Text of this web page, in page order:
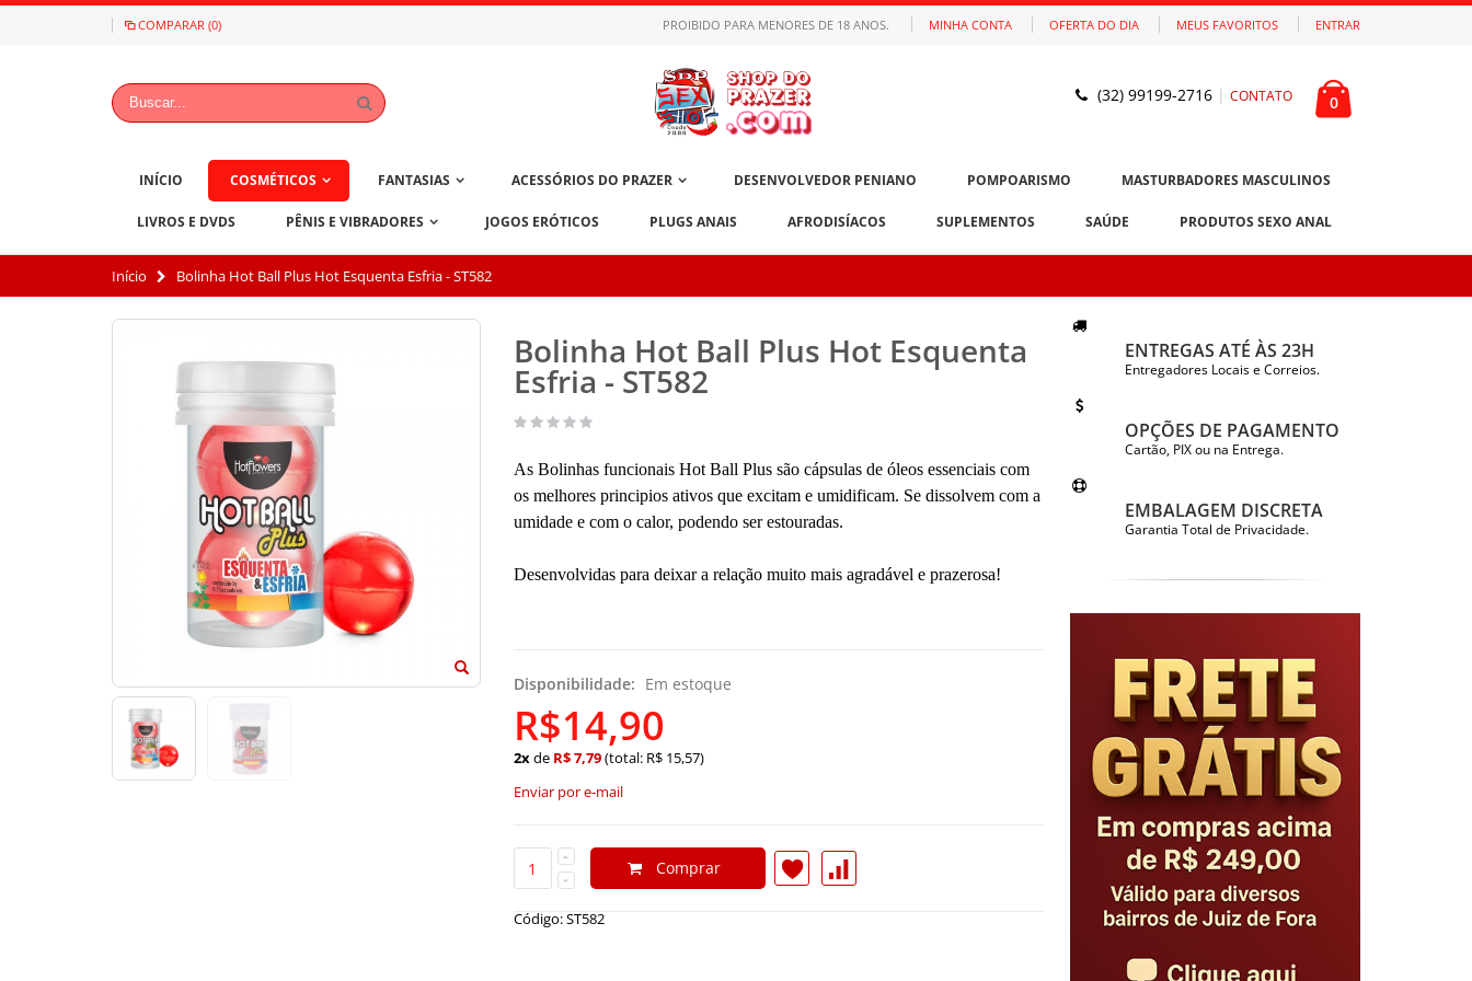
COMPARAR (0) MINHA CONTA OFERTA DO DIA MEUS FAVORITOS ENTRAR
PROIBIDO PARA MENORES DE 18 ANOS.
(32) 99199-2716 | CONTATO 0
INÍCIO COSMÉTICOS FANTASIAS ACESSÓRIOS DO PRAZER DESENVOLVEDOR PENIANO POMPOARISMO MASTURBADORES MASCULINOS
LIVROS E DVDS PÊNIS E VIBRADORES JOGOS ERÓTICOS PLUGS ANAIS AFRODISÍACOS SUPLEMENTOS SAÚDE PRODUTOS SEXO ANAL
Início Bolinha Hot Ball Plus Hot Esquenta Esfria - ST582
Bolinha Hot Ball Plus Hot Esquenta
Esfria - ST582
As Bolinhas funcionais Hot Ball Plus são cápsulas de óleos essenciais com
os melhores principios ativos que excitam e umidificam. Se dissolvem com a
umidade e com o calor, podendo ser estouradas.
Desenvolvidas para deixar a relação muito mais agradável e prazerosa!
Disponibilidade: Em estoque
R$14,90
2xde R$ 7,79(total: R$ 15,57)
Enviar por e-mail
Comprar
Código: ST582
ENTREGAS ATÉ ÀS 23H
Entregadores Locais e Correios.
OPÇÕES DE PAGAMENTO
Cartão, PIX ou na Entrega.
EMBALAGEM DISCRETA
Garantia Total de Privacidade.